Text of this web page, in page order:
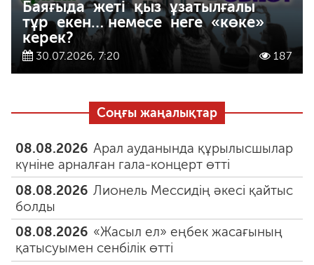
Баяғыда жеті қыз ұзатылғалы
тұр екен… немесе неге «көке»
керек?
30.07.2026, 7:20 187
Соңғы жаңалықтар
08.08.2026 Арал ауданында құрылысшылар
күніне арналған гала-концерт өтті
08.08.2026 Лионель Мессидің әкесі қайтыс
болды
08.08.2026 «Жасыл ел» еңбек жасағының
қатысуымен сенбілік өтті